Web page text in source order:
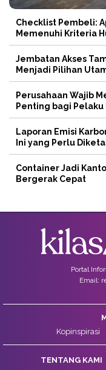
Checklist Pembeli:
Memenuhi Kriteria
Jembatan Akses
Menjadi Pilihan
Perusahaan Wajib
Penting bagi Pelaku
Laporan Emisi
Ini yang Perlu
Container Jadi
Bergerak Cepat
Portal
Email:
Kopinspirasi
TENTANG KAMI